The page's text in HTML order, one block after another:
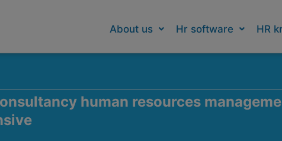
About us Hr software HR
human resources